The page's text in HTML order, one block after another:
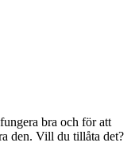
bra och för att
den. Vill du tillåta det?